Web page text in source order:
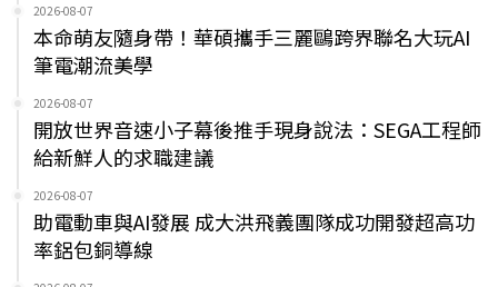
2026-08-07
本命萌友隨身帶！華碩攜手三麗鷗跨界聯名大玩AI
筆電潮流美學
2026-08-07
開放世界音速小子幕後推手現身說法：SEGA工程師
給新鮮人的求職建議
2026-08-07
助電動車與AI發展 成大洪飛義團隊成功開發超高功
率鋁包銅導線